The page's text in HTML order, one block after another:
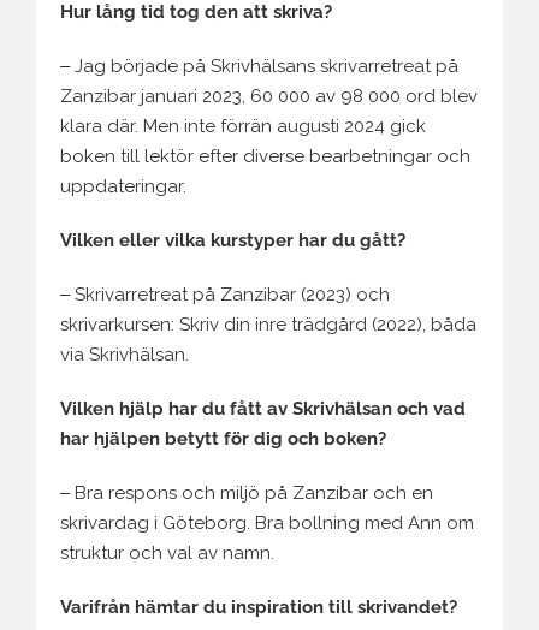
Hur lång tid tog den att skriva?
‒ Jag började på Skrivhälsans skrivarretreat på
Zanzibar januari 2023, 60 000 av 98 000 ord blev
klara där. Men inte förrän augusti 2024 gick
boken till lektör efter diverse bearbetningar och
uppdateringar.
Vilken eller vilka kurstyper har du gått?
‒ Skrivarretreat på Zanzibar (2023) och
skrivarkursen: Skriv din inre trädgård (2022), båda
via Skrivhälsan.
Vilken hjälp har du fått av Skrivhälsan och vad
har hjälpen betytt för dig och boken?
‒ Bra respons och miljö på Zanzibar och en
skrivardag i Göteborg. Bra bollning med Ann om
struktur och val av namn.
Varifrån hämtar du inspiration till skrivandet?